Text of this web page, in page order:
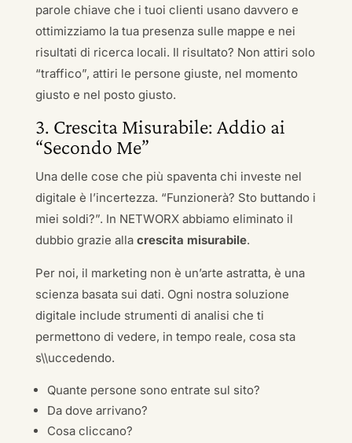
parole chiave che i tuoi clienti usano davvero e
ottimizziamo la tua presenza sulle mappe e nei
risultati di ricerca locali. Il risultato? Non attiri solo
“traffico”, attiri le persone giuste, nel momento
giusto e nel posto giusto.
3. Crescita Misurabile: Addio ai
“Secondo Me”
Una delle cose che più spaventa chi investe nel
digitale è l’incertezza. “Funzionerà? Sto buttando i
miei soldi?”. In NETWORX abbiamo eliminato il
dubbio grazie alla crescita misurabile.
Per noi, il marketing non è un’arte astratta, è una
scienza basata sui dati. Ogni nostra soluzione
digitale include strumenti di analisi che ti
permettono di vedere, in tempo reale, cosa sta
s\\uccedendo.
Quante persone sono entrate sul sito?
Da dove arrivano?
Cosa cliccano?